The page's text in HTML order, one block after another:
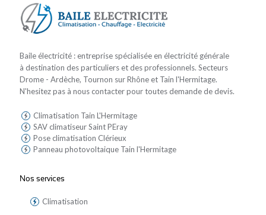
Baile électricité : entreprise spécialisée en électricité générale
à destination des particuliers et des professionnels. Secteurs
Drome - Ardèche, Tournon sur Rhône et Tain l'Hermitage.
N'hesitez pas à nous contacter pour toutes demande de devis.
Climatisation Tain L'Hermitage
SAV climatiseur Saint PEray
Pose climatisation Clérieux
Panneau photovoltaique Tain l'Hermitage
Nos services
Climatisation